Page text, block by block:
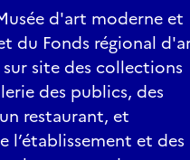
d'art moderne et
du Fonds régional
site des collections
des publics, des
restaurant, et
et des